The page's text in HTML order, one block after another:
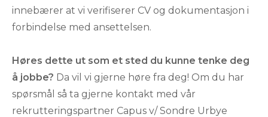
innebærer at vi verifiserer CV og dokumentasjon i
forbindelse med ansettelsen.
Høres dette ut som et sted du kunne tenke deg
å jobbe? Da vil vi gjerne høre fra deg! Om du har
spørsmål så ta gjerne kontakt med vår
rekrutteringspartner Capus v/ Sondre Urbye